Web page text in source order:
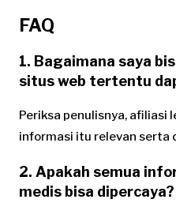
FAQ
1. Bagaimana saya
situs web tertentu
Periksa penulisnya, afiliasi
informasi itu relevan serta
2. Apakah semua
medis bisa dipercaya?